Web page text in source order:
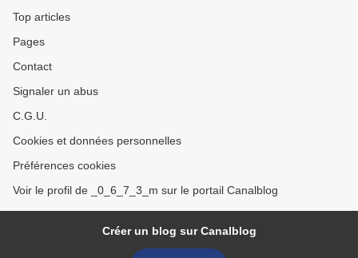
Top articles
Pages
Contact
Signaler un abus
C.G.U.
Cookies et données personnelles
Préférences cookies
Voir le profil de _0_6_7_3_m sur le portail Canalblog
Créer un blog sur Canalblog